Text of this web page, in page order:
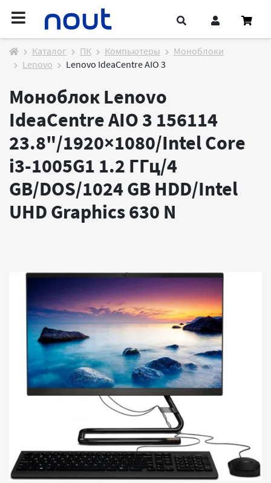
Каталог ПК Компьютеры
Моноблоки
Lenovo
Lenovo IdeaCentre AIO 3
Моноблок Lenovo
IdeaCentre AIO 3 156114
23.8"/1920×1080/Intel Core
i3-1005G1 1.2 ГГц/4
GB/DOS/1024 GB HDD/Intel
UHD Graphics 630 N